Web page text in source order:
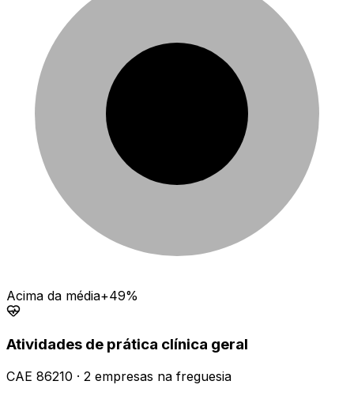
Acima da média+49%
Atividades de prática clínica geral
CAE 86210 · 2 empresas na freguesia